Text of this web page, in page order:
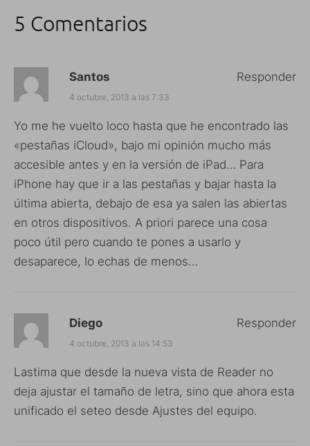
5 Comentarios
Santos
4 octubre, 2013 a las 7:33
Yo me he vuelto loco hasta que he encontrado las
«pestañas iCloud», bajo mi opinión mucho más
accesible antes y en la versión de iPad… Para
iPhone hay que ir a las pestañas y bajar hasta la
última abierta, debajo de esa ya salen las abiertas
en otros dispositivos. A priori parece una cosa
poco útil pero cuando te pones a usarlo y
desaparece, lo echas de menos…
Responder
Diego
4 octubre, 2013 a las 14:53
Lastima que desde la nueva vista de Reader no
deja ajustar el tamaño de letra, sino que ahora esta
unificado el seteo desde Ajustes del equipo.
Responder